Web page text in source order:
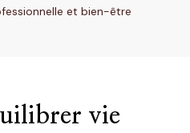
et bien-être
vie